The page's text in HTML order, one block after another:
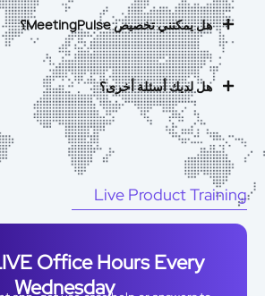
هل يمكنني تخصيص MeetingPulse؟
هل لديك أسئلة أخرى؟
Live Product
LIVE Office Hours Every
Wednesday